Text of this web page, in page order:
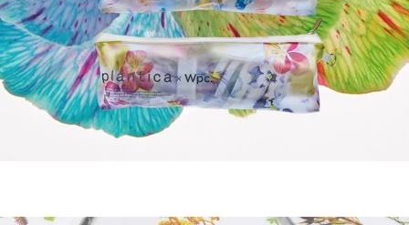
１．透過由恩沛科技股份有限公司提供之「AFTEE先享後付」服務完成之交
易，需依本服務之必要範圍內提供個人資料，並將交易相關給付款項請求債
權轉讓予恩沛科技股份有限公司。
２．關於個人資料處理事宜，請瀏覽以下網址：
https://aftee.tw/terms/#terms3
３．未成年的使用者請事先徵得法定代理人或監護人之同意方可使用
「AFTEE先享後付」，若未經同意申辦者引起之損失，本公司不負相關責
４．使用「AFTEE先享後付」時，將依據個別帳號之用戶狀況，依本公司即